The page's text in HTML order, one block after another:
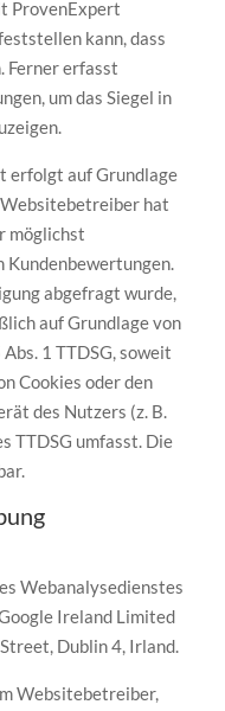
ProvenExpert
kann, dass
Ferner erfasst
um das Siegel in
erfolgt auf Grundlage
hat
möglichst
Kundenbewertungen.
abgefragt wurde,
auf Grundlage von
1 TTDSG, soweit
Cookies oder den
des Nutzers (z. B.
TTDSG umfasst. Die
Webanalysedienstes
Ireland Limited
Dublin 4, Irland.
Websitebetreiber,